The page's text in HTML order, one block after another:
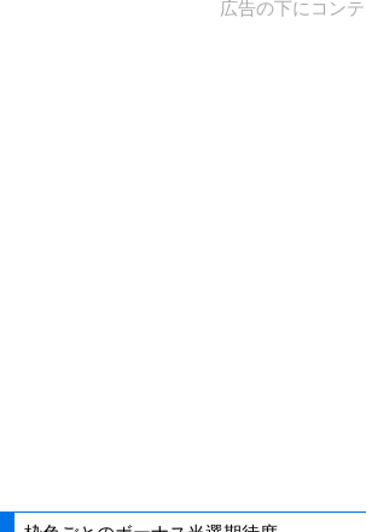
広告の下にコン